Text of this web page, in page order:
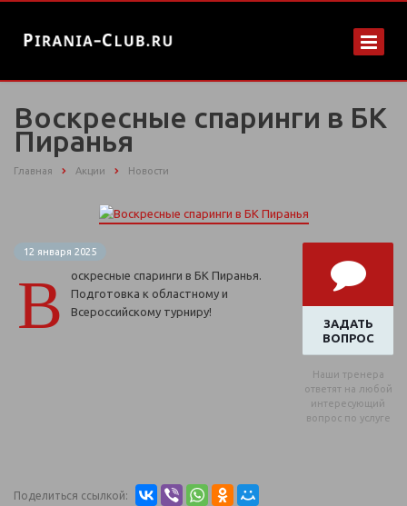
Воскресные спаринги в БК
Пиранья
Главная Акции Новости
ЗАДАТЬ
ВОПРОС
Наши тренера
ответят на любой
интересующий
вопрос по услуге
12 января 2025
В
оскресные спаринги в БК Пиранья.
Подготовка к областному и
Всероссийскому турниру!
Поделиться ссылкой: